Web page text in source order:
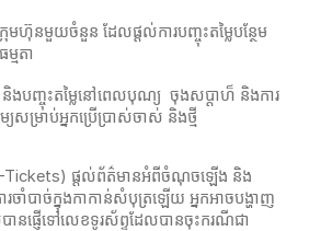
មហ៊ុនមួយចំនួន ដែលផ្តល់ការបញ្ចុះតម្លៃបន្ថែម
មតា
ងបញ្ចុះតម្លៃនៅពេលបុណ្យ ​ ចុងសប្ដាហ៏ និងការ
សម្រាប់អ្នកប្រើប្រាស់ចាស់ និងថ្មី
ផ្តល់ព័ត៌មានអំពីចំណុចឡើង និង
ចាំបាច់ក្នុងកាកាន់សំបុត្រឡើយ​ អ្នកអាចបង្ហាញ
នផ្ញើទៅលេខទូរស័ព្ទដែលបានចុះករណីជា